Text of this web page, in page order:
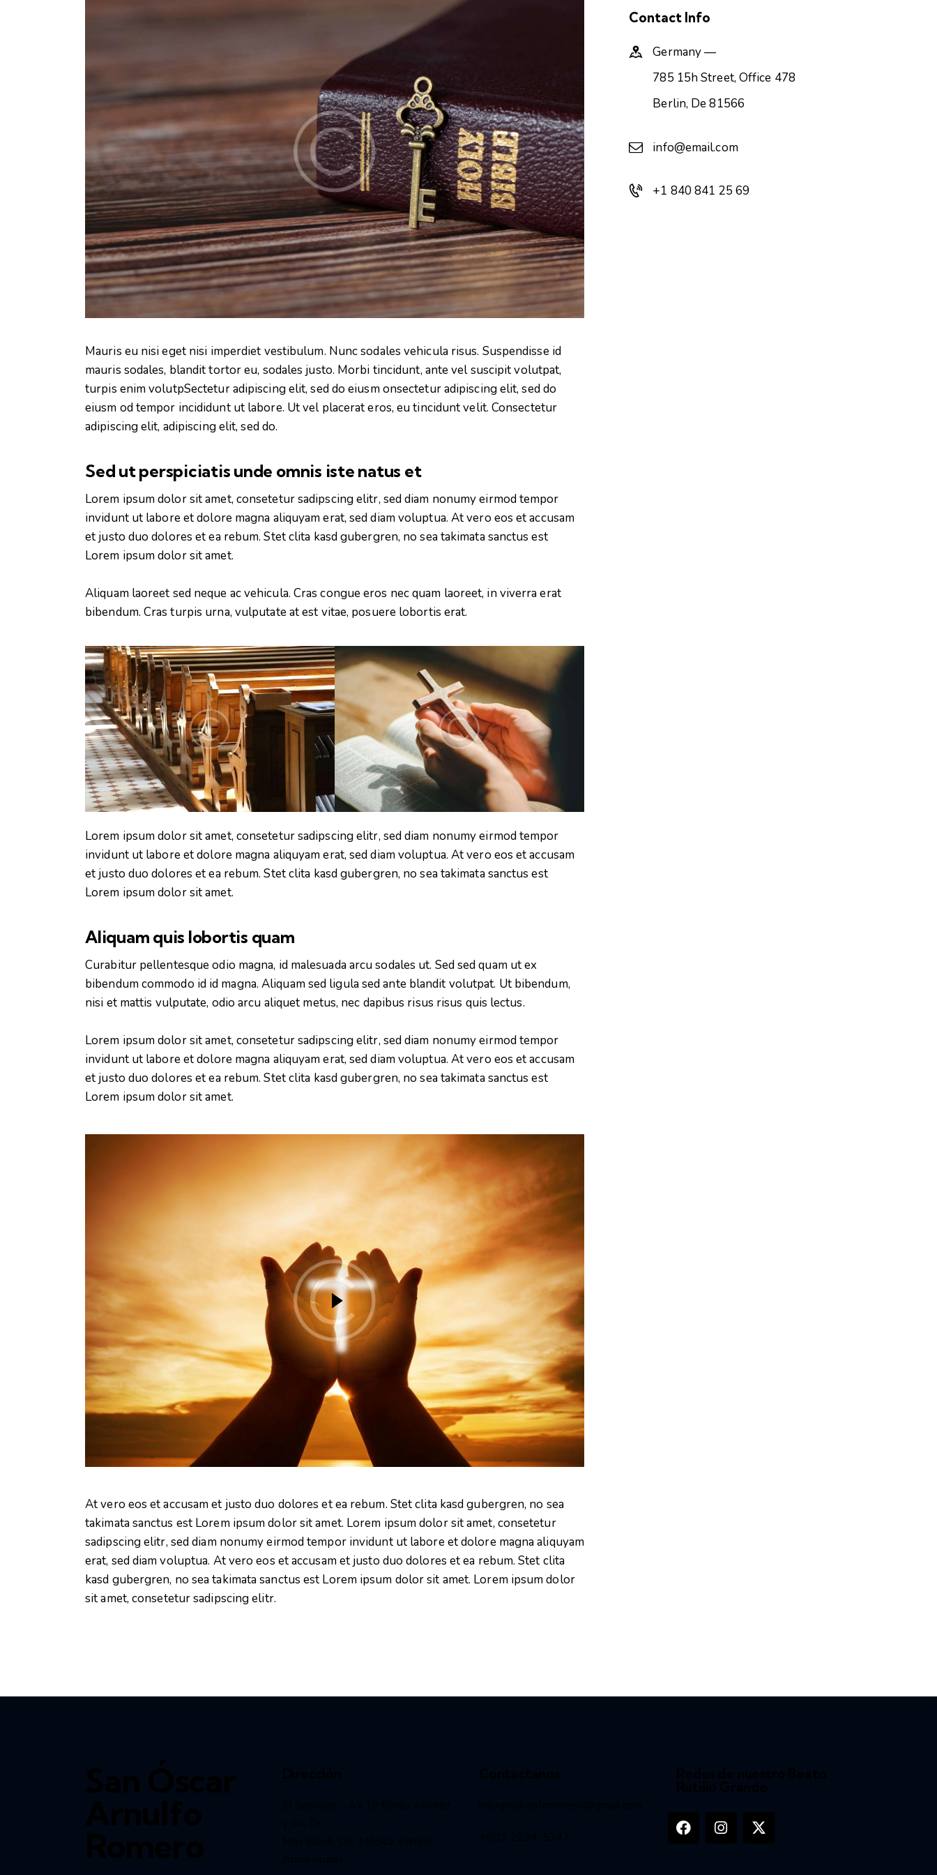
Mauris eu nisi eget nisi imperdiet vestibulum. Nunc sodales vehicula risus. Suspendisse id
mauris sodales, blandit tortor eu, sodales justo. Morbi tincidunt, ante vel suscipit volutpat,
turpis enim volutpSectetur adipiscing elit, sed do eiusm onsectetur adipiscing elit, sed do
eiusm od tempor incididunt ut labore. Ut vel placerat eros, eu tincidunt velit. Consectetur
adipiscing elit, adipiscing elit, sed do.
Sed ut perspiciatis unde omnis iste natus et
Lorem ipsum dolor sit amet, consetetur sadipscing elitr, sed diam nonumy eirmod tempor
invidunt ut labore et dolore magna aliquyam erat, sed diam voluptua. At vero eos et accusam
et justo duo dolores et ea rebum. Stet clita kasd gubergren, no sea takimata sanctus est
Lorem ipsum dolor sit amet.
Aliquam laoreet sed neque ac vehicula. Cras congue eros nec quam laoreet, in viverra erat
bibendum. Cras turpis urna, vulputate at est vitae, posuere lobortis erat.
Lorem ipsum dolor sit amet, consetetur sadipscing elitr, sed diam nonumy eirmod tempor
invidunt ut labore et dolore magna aliquyam erat, sed diam voluptua. At vero eos et accusam
et justo duo dolores et ea rebum. Stet clita kasd gubergren, no sea takimata sanctus est
Lorem ipsum dolor sit amet.
Aliquam quis lobortis quam
Curabitur pellentesque odio magna, id malesuada arcu sodales ut. Sed sed quam ut ex
bibendum commodo id id magna. Aliquam sed ligula sed ante blandit volutpat. Ut bibendum,
nisi et mattis vulputate, odio arcu aliquet metus, nec dapibus risus risus quis lectus.
Lorem ipsum dolor sit amet, consetetur sadipscing elitr, sed diam nonumy eirmod tempor
invidunt ut labore et dolore magna aliquyam erat, sed diam voluptua. At vero eos et accusam
et justo duo dolores et ea rebum. Stet clita kasd gubergren, no sea takimata sanctus est
Lorem ipsum dolor sit amet.
At vero eos et accusam et justo duo dolores et ea rebum. Stet clita kasd gubergren, no sea
takimata sanctus est Lorem ipsum dolor sit amet. Lorem ipsum dolor sit amet, consetetur
sadipscing elitr, sed diam nonumy eirmod tempor invidunt ut labore et dolore magna aliquyam
erat, sed diam voluptua. At vero eos et accusam et justo duo dolores et ea rebum. Stet clita
kasd gubergren, no sea takimata sanctus est Lorem ipsum dolor sit amet. Lorem ipsum dolor
sit amet, consetetur sadipscing elitr.
Contact Info
Germany —
785 15h Street, Office 478
Berlin, De 81566
info@email.com
+1 840 841 25 69